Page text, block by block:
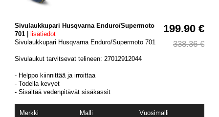
199.90 €
338.36 €
Sivulaukkupari Husqvarna Enduro/Supermoto
701 | lisätiedot
Sivulaukkupari Husqvarna Enduro/Supermoto 701
Sivulaukut tarvitsevat telineen: 27012912044
- Helppo kiinnittää ja irroittaa
- Todella kevyet
- Sisältää vedenpitävät sisäkassit
Merkki Malli
Vuosimalli